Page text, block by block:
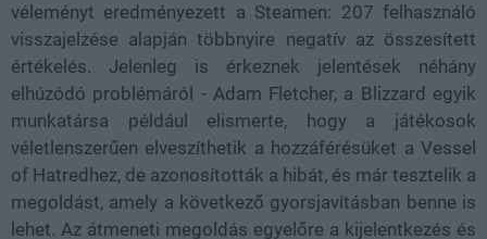
véleményt eredményezett a Steamen: 207 felhasználó
visszajelzése alapján többnyire negatív az összesített
értékelés. Jelenleg is érkeznek jelentések néhány
elhúzódó problémáról - Adam Fletcher, a Blizzard egyik
munkatársa például elismerte, hogy a játékosok
véletlenszerűen elveszíthetik a hozzáférésüket a Vessel
of Hatredhez, de azonosították a hibát, és már tesztelik a
megoldást, amely a következő gyorsjavításban benne is
lehet. Az átmeneti megoldás egyelőre a kijelentkezés és